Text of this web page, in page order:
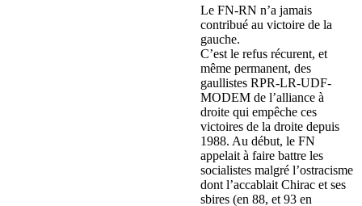
Le FN-RN n’a jamais
contribué au victoire de la
gauche.
C’est le refus récurent, et
même permanent, des
gaullistes RPR-LR-UDF-
MODEM de l’alliance à
droite qui empêche ces
victoires de la droite depuis
1988. Au début, le FN
appelait à faire battre les
socialistes malgré l’ostracisme
dont l’accablait Chirac et ses
sbires (en 88, et 93 en